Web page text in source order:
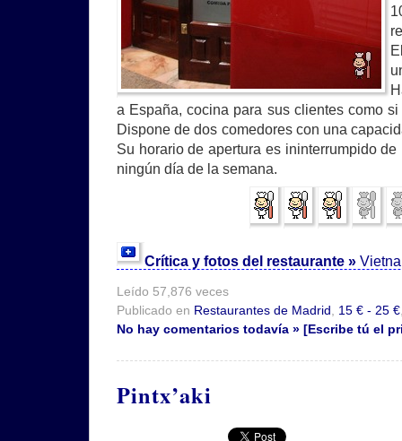
a España, cocina para sus clientes como
Dispone de dos comedores con una
Su horario de apertura es ininterrumpido
ningún día de la semana.
Crítica y fotos del restaurante »
Leído 57,876 veces
Publicado en Restaurantes de Madrid 15 € - 25 €
No hay comentarios todavía » [Escribe tú el
Pintx’aki